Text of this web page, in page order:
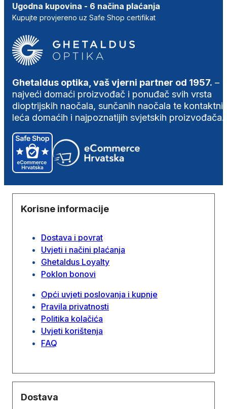
Ugodna kupovina - 6 načina plaćanja
Kupujte provjereno uz Safe Shop certifikat
Ghetaldus optika, vaš vjerni partner od 1957. –
najveći domaći proizvođač i ponuđač svih vrsta
dioptrijskih naočala, sunčanih naočala te
leća domaćih i najpoznatijih svjetskih proizvođača.
Korisne informacije
Dostava i povrat
Uvjeti i načini plaćanja
Ghetaldus Loyalty
Poklon bonovi
Opći uvjeti poslovanja i kupnje
Pravila privatnosti
Politika kolačića
Uvjeti korištenja
FAQ
Dostava